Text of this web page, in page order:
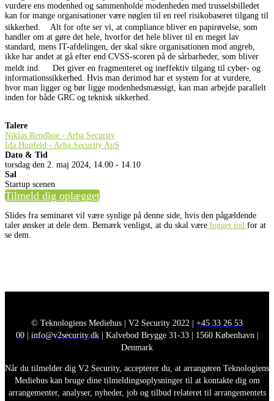
vurdere ens modenhed og sammenholde modenheden med trusselsbilledet
kan for mange organisationer være nøglen til en reel risikobaseret tilgang til
sikkerhed. Alt for ofte ser vi, at compliance bliver en papirøvelse, som
handler om at gøre det hele, hvorfor det hele bliver til en meget lav
standard, mens IT-afdelingen, der skal sikre organisationen mod angreb,
ikke har andet at gå efter end CVSS-scoren på de sårbarheder, som bliver
meldt ind. Det giver en fragmenteret og ineffektiv tilgang til cyber- og
informationssikkerhed. Hvis man derimod har et system for at vurdere,
hvor man ligger og bør ligge modenhedsmæssigt, kan man arbejde parallelt
inden for både GRC og teknisk sikkerhed.
Talere
Niklas Rendboe - Arba Security
Ida Hupfeld - Arba Security ApS
Dato & Tid
torsdag den 2. maj 2024, 14.00 - 14.10
Sal
Startup scenen
Tilmeld dig oplægget
Slides fra seminaret vil være synlige på denne side, hvis den pågældende
taler ønsker at dele dem. Bemærk venligst, at du skal være logget ind for at
se dem.
© Teknologiens Mediehus | V2 Security 2022 | +45 33 26 53
00| info@v2security.dk| Kalvebod Brygge 31-33 | 1560 København |
Denmark
Når du tilmelder dig V2 Security, accepterer du, at arrangøren Teknologiens
Mediehus kan bruge dine tilmeldingsoplysninger til at kontakte dig om
arrangementer, analyser, nyheder, job og tilbud relateret til arrangementets